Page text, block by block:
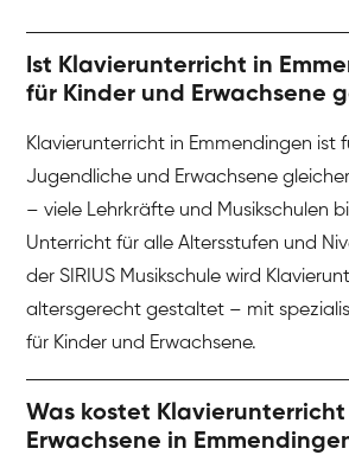
Ist Klavierunterricht in
für Kinder und Erwachsene
Klavierunterricht in Emmendingen ist
Jugendliche und Erwachsene
– viele Lehrkräfte und Musikschulen
Unterricht für alle Altersstufen und
der SIRIUS Musikschule wird
altersgerecht gestaltet – mit
für Kinder und Erwachsene.
Was kostet
Erwachsene in